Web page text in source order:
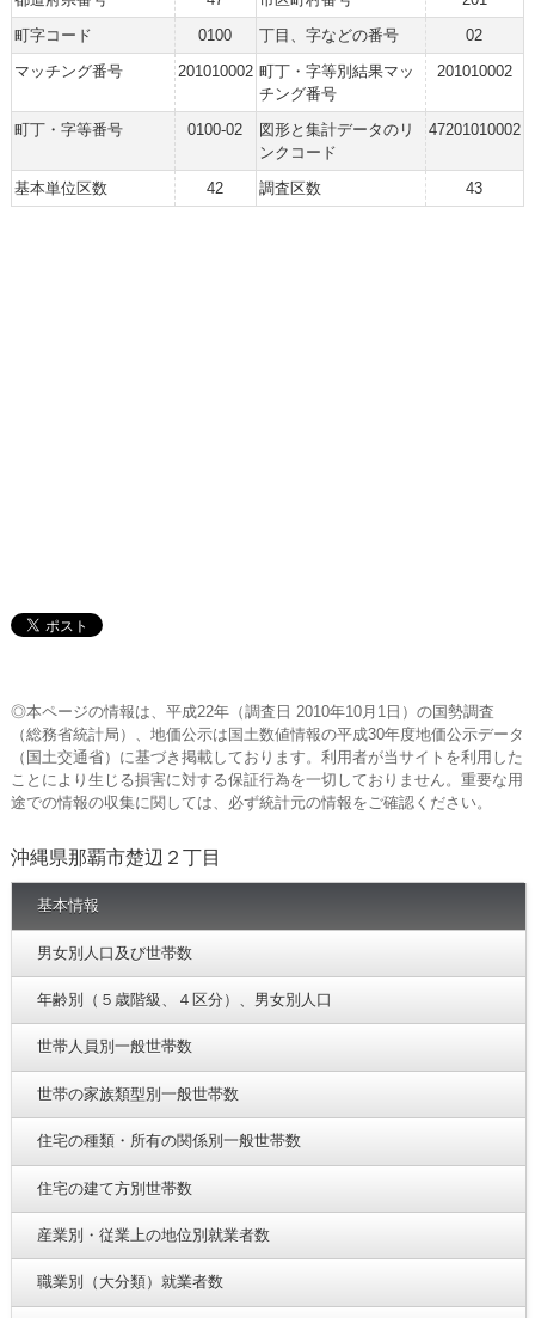
町字コード
0100 丁目、字などの番号
02
マッチング番号
201010002 町丁・字等別結果マッ
チング番号
201010002
町丁・字等番号 0100-02
図形と集計データのリ
ンクコード
47201010002
基本単位区数 42 調査区数 43
◎本ページの情報は、平成22年（調査日 2010年10月1日）の国勢調査
（総務省統計局）、地価公示は国土数値情報の平成30年度地価公示データ
（国土交通省）に基づき掲載しております。利用者が当サイトを利用した
ことにより生じる損害に対する保証行為を一切しておりません。重要な用
途での情報の収集に関しては、必ず統計元の情報をご確認ください。
沖縄県那覇市楚辺２丁目
基本情報
男女別人口及び世帯数
年齢別（５歳階級、４区分）、男女別人口
世帯人員別一般世帯数
世帯の家族類型別一般世帯数
住宅の種類・所有の関係別一般世帯数
住宅の建て方別世帯数
産業別・従業上の地位別就業者数
職業別（大分類）就業者数